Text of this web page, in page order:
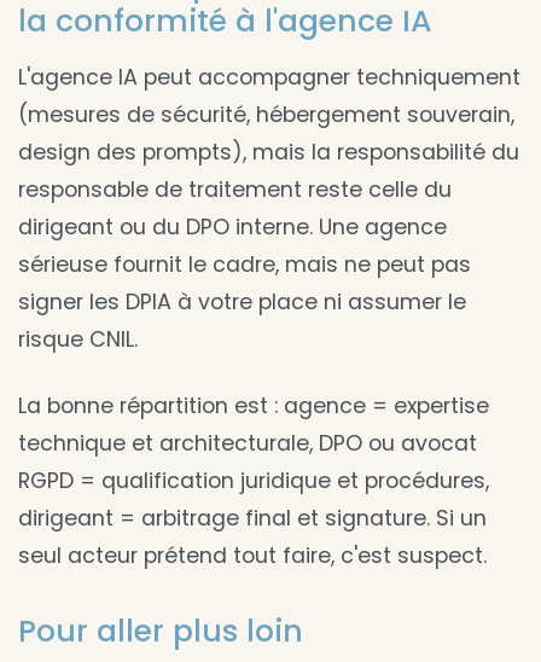
la conformité à l'agence IA
L'agence IA peut accompagner techniquement
(mesures de sécurité, hébergement souverain,
design des prompts), mais la responsabilité du
responsable de traitement reste celle du
dirigeant ou du DPO interne. Une agence
sérieuse fournit le cadre, mais ne peut pas
signer les DPIA à votre place ni assumer le
risque CNIL.
La bonne répartition est : agence = expertise
technique et architecturale, DPO ou avocat
RGPD = qualification juridique et procédures,
dirigeant = arbitrage final et signature. Si un
seul acteur prétend tout faire, c'est suspect.
Pour aller plus loin